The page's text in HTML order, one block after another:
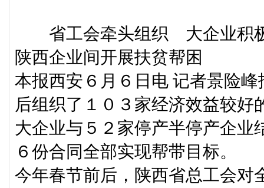
省工会牵头组织 大企业积
陕西企业间开展扶贫帮困
本报西安６月６日电 记者景险
后组织了１０３家经济效益较
大企业与５２家停产半停产企业
６份合同全部实现帮带目标。
今年春节前后，陕西省总工会对